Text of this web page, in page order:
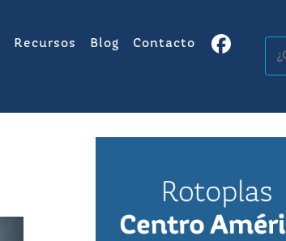
Recursos Blog Contacto